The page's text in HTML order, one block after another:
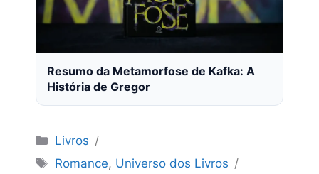
Resumo da Metamorfose de Kafka: A
História de Gregor
Categorias
Livros
Tags
Romance, Universo dos Livros